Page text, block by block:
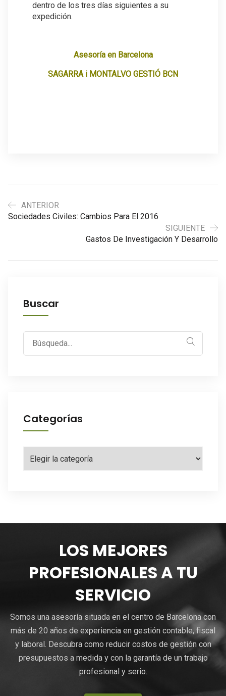
dentro de los tres días siguientes a su
expedición.
Asesoría en Barcelona
SAGARRA i MONTALVO GESTIÓ BCN
ANTERIOR
Sociedades Civiles: Cambios Para El 2016
SIGUIENTE
Gastos De Investigación Y Desarrollo
Buscar
for:
Categorías
LOS MEJORES
PROFESIONALES A TU
SERVICIO
Somos una asesoría situada en el centro de Barcelona con
más de 20 años de experiencia en gestión contable, fiscal
y laboral. Descubra como reducir costos de gestión con
presupuestos a medida y con la garantía de un trabajo
profesional y serio.